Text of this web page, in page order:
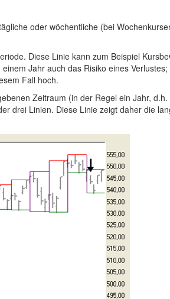
oder wöchentliche (bei
Diese Linie kann zum Beispiel
Jahr auch das Risiko eines
Fall hoch.
Zeitraum (in der Regel ein Jahr,
drei Linien. Diese Linie zeigt daher die